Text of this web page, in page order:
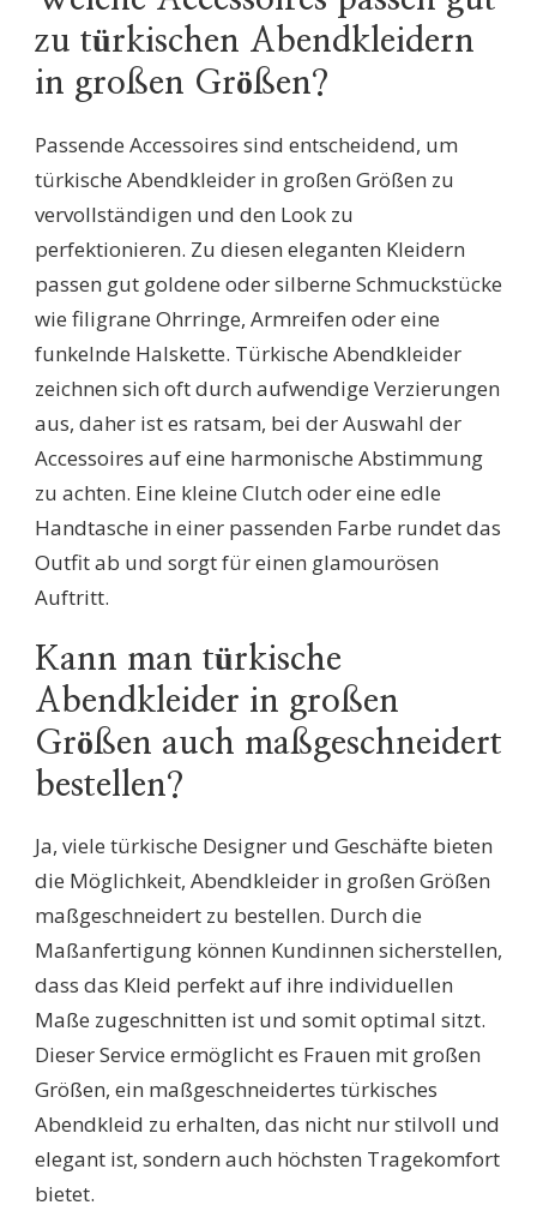
zu türkischen Abendkleidern
in großen Größen?
Passende Accessoires sind entscheidend, um
türkische Abendkleider in großen Größen zu
vervollständigen und den Look zu
perfektionieren. Zu diesen eleganten Kleidern
passen gut goldene oder silberne Schmuckstücke
wie filigrane Ohrringe, Armreifen oder eine
funkelnde Halskette. Türkische Abendkleider
zeichnen sich oft durch aufwendige Verzierungen
aus, daher ist es ratsam, bei der Auswahl der
Accessoires auf eine harmonische Abstimmung
zu achten. Eine kleine Clutch oder eine edle
Handtasche in einer passenden Farbe rundet das
Outfit ab und sorgt für einen glamourösen
Auftritt.
Kann man türkische
Abendkleider in großen
Größen auch maßgeschneidert
bestellen?
Ja, viele türkische Designer und Geschäfte bieten
die Möglichkeit, Abendkleider in großen Größen
maßgeschneidert zu bestellen. Durch die
Maßanfertigung können Kundinnen sicherstellen,
dass das Kleid perfekt auf ihre individuellen
Maße zugeschnitten ist und somit optimal sitzt.
Dieser Service ermöglicht es Frauen mit großen
Größen, ein maßgeschneidertes türkisches
Abendkleid zu erhalten, das nicht nur stilvoll und
elegant ist, sondern auch höchsten Tragekomfort
bietet.